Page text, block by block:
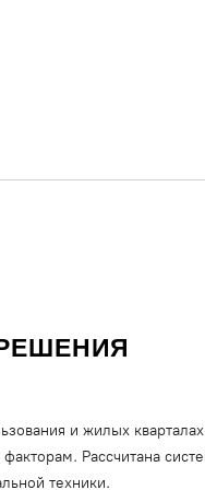
и жилых
Рассчитана
техники.